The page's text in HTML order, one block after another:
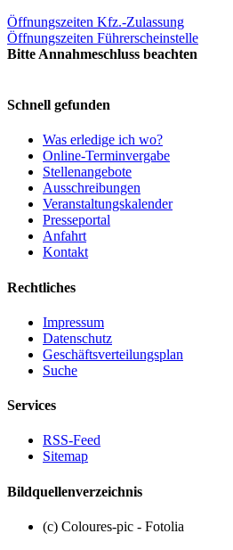
Öffnungszeiten Kfz.-Zulassung
Öffnungszeiten Führerscheinstelle
Bitte Annahmeschluss beachten
Schnell gefunden
Was erledige ich wo?
Online-Terminvergabe
Stellenangebote
Ausschreibungen
Veranstaltungskalender
Presseportal
Anfahrt
Kontakt
Rechtliches
Impressum
Datenschutz
Geschäftsverteilungsplan
Suche
Services
RSS-Feed
Sitemap
Bildquellenverzeichnis
(c) Coloures-pic - Fotolia